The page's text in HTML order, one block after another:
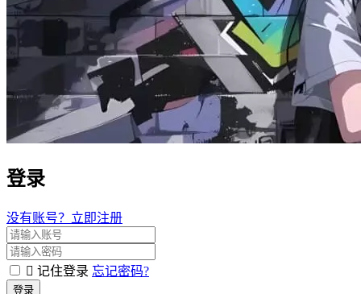
登录
没有账号？立即注册
记住登录 忘记密码?
登录